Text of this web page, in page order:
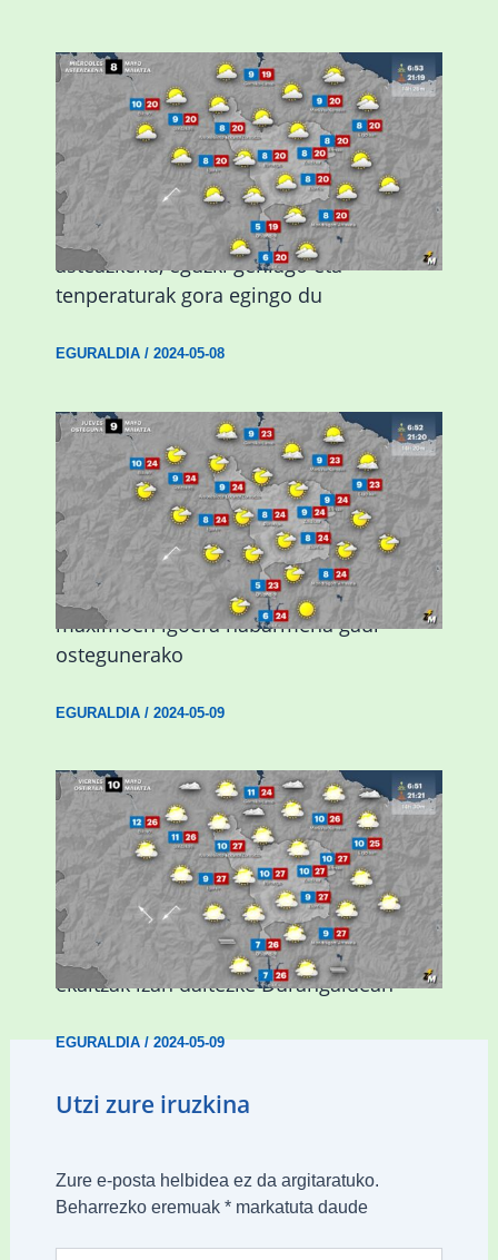
Eguraldiak hobera egingo du gaur,
asteazkena, eguzki gehiago eta
tenperaturak gora egingo du
EGURALDIA/ 2024-05-08
Giro eguzkitsua eta tenperatura
maximoen igoera nabarmena gaur
ostegunerako
EGURALDIA/ 2024-05-09
Asteburuan 25 gradu baino gehiago eta
ekaitzak izan daitezke Durangaldean
EGURALDIA/2024-05-09
Utzi zure iruzkina
Zure e-posta helbidea ez da argitaratuko.
Beharrezko eremuak *markatuta daude